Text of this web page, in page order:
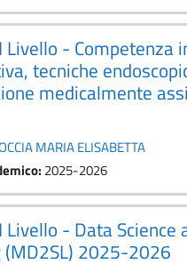
Livello - Competenza
tecniche
medicalmente
MARIA ELISABETTA
: 2025-2026
Livello - Data Science
(MD2SL) 2025-2026